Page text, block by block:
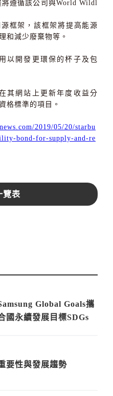
遵循該公司與World Wildl
框架，該框架將提高能源
和減少廢棄物等。
以開發更環保的杯子及包
其網站上更新年度收益分
格標準的項目。
2019/05/20/starbu
bond-for-supply-and-re
覽表
Global Goals攜
國永續發展目標SDGs
要性與發展趨勢